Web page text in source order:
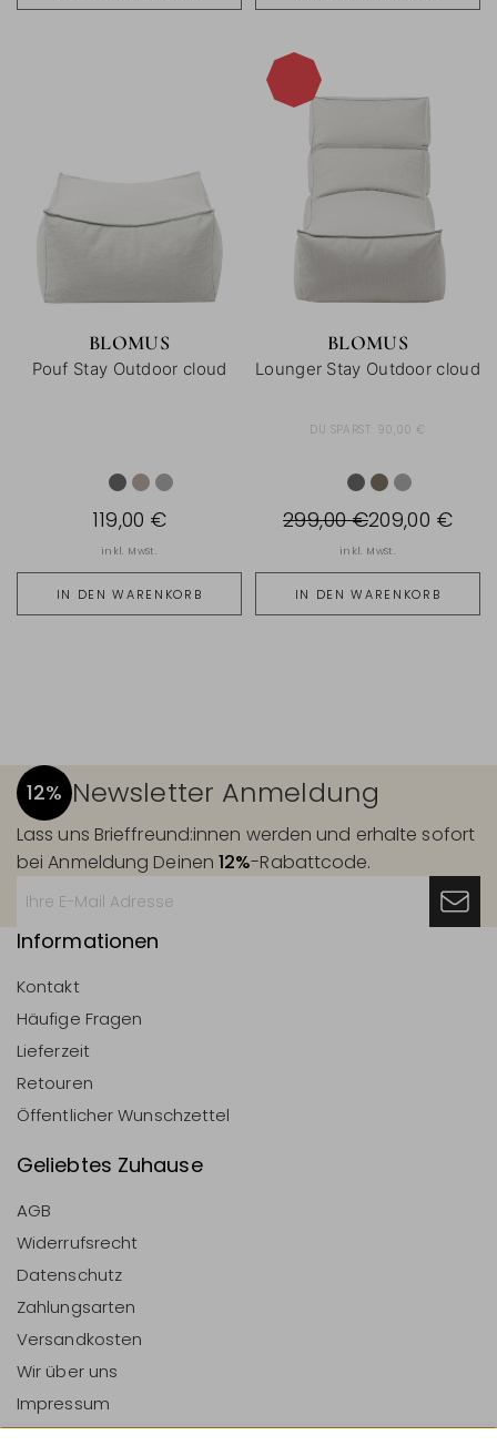
BLOMUS
Pouf Stay Outdoor cloud
IN DEN WARENKORB
119,00 €
inkl. MwSt.
BLOMUS
Lounger Stay Outdoor cloud
DU SPARST: 90,00 €
IN DEN WARENKORB
299,00 €209,00 €
inkl. MwSt.
12% Newsletter Anmeldung
Lass uns Brieffreund:innen werden und erhalte sofort
bei Anmeldung Deinen12%-Rabattcode.
Informationen
Kontakt
Häufige Fragen
Lieferzeit
Retouren
Öffentlicher Wunschzettel
Geliebtes Zuhause
AGB
Widerrufsrecht
Datenschutz
Zahlungsarten
Versandkosten
Wir über uns
Impressum
Vertrag Widerrufen